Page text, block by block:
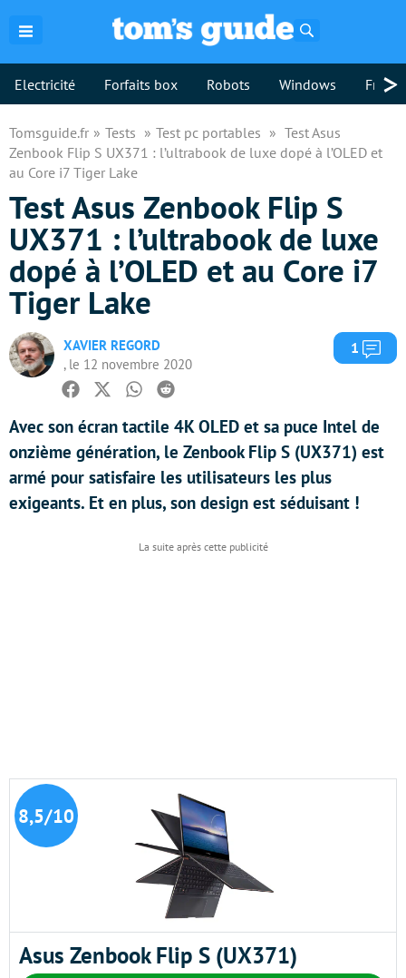
Electricité Forfaits box Robots Windows >
Tomsguide.fr Tests Test pc portables
Test Asus
Zenbook Flip S UX371 : l’ultrabook de luxe dopé à l’OLED et
au Core i7 Tiger Lake
Test Asus Zenbook Flip S
UX371 : l’ultrabook de luxe
dopé à l’OLED et au Core i7
Tiger Lake
XAVIER REGORD
, le 12 novembre 2020
1
Facebook
TwitterWhatsapp
Reddit
Avec son écran tactile 4K OLED et sa puce Intel de
onzième génération, le Zenbook Flip S (UX371) est
armé pour satisfaire les utilisateurs les plus
exigeants. Et en plus, son design est séduisant !
8,5/10
Asus Zenbook Flip S (UX371)